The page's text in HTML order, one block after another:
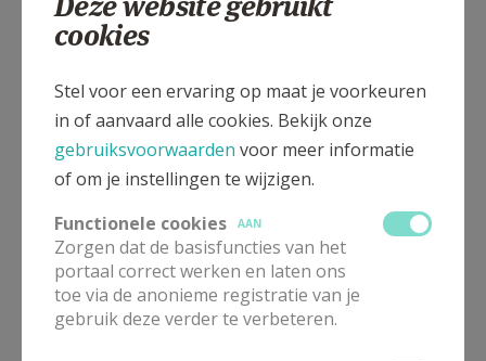
Stap 5 - Een doopkuur
Stap 6 - Doop en hernieuwing van de
doopbeloften
Stap 7 - Nieuwe mensen worden
Gepubliceerd door
cookies
Stel voor een ervaring op maat je voorkeuren
in of aanvaard alle cookies. Bekijk onze
gebruiksvoorwaarden voor meer informatie
of om je instellingen te wijzigen.
Functionele cookies
AAN
Zorgen dat de basisfuncties van het
portaal correct werken en laten ons
toe via de anonieme registratie van je
gebruik deze verder te verbeteren.